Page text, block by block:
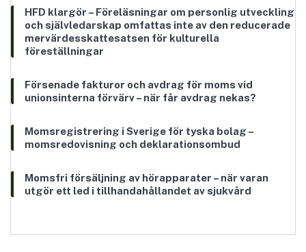
HFD klargör – Föreläsningar om personlig utveckling
och självledarskap omfattas inte av den reducerade
mervärdesskattesatsen för kulturella
föreställningar
Försenade fakturor och avdrag för moms vid
unionsinterna förvärv – när får avdrag nekas?
Momsregistrering i Sverige för tyska bolag –
momsredovisning och deklarationsombud
Momsfri försäljning av hörapparater – när varan
utgör ett led i tillhandahållandet av sjukvård